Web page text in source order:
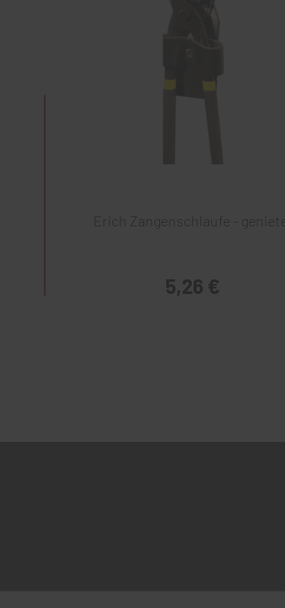
Erich Zangenschlaufe - genietet
5,26 €